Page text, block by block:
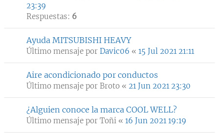
23:39
Respuestas: 6
Ayuda MITSUBISHI HEAVY
Último mensaje por Davic06 « 15 Jul 2021 21:11
Aire acondicionado por conductos
Último mensaje por Broto « 21 Jun 2021 23:30
¿Alguien conoce la marca COOL WELL?
Último mensaje por Toñi « 16 Jun 2021 19:19